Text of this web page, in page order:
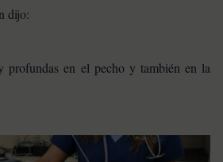
dijo:
profundas en el pecho y también en la